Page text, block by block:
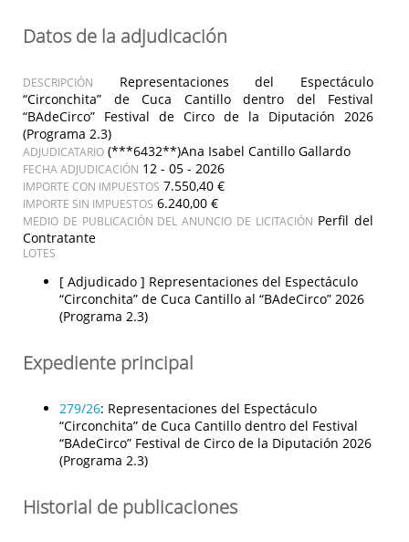
Datos de la adjudicación
DESCRIPCIÓN
Representaciones del Espectáculo
“Circonchita” de Cuca Cantillo dentro del Festival
“BAdeCirco” Festival de Circo de la Diputación 2026
(Programa 2.3)
ADJUDICATARIO (***6432**)Ana Isabel Cantillo Gallardo
FECHA ADJUDICACIÓN 12 - 05 - 2026
IMPORTE CON IMPUESTOS 7.550,40 €
IMPORTE SIN IMPUESTOS 6.240,00 €
MEDIO DE PUBLICACIÓN DEL ANUNCIO DE LICITACIÓN Perfil del
Contratante
LOTES
[ Adjudicado ] Representaciones del Espectáculo
“Circonchita” de Cuca Cantillo al “BAdeCirco” 2026
(Programa 2.3)
Expediente principal
279/26: Representaciones del Espectáculo
“Circonchita” de Cuca Cantillo dentro del Festival
“BAdeCirco” Festival de Circo de la Diputación 2026
(Programa 2.3)
Historial de publicaciones